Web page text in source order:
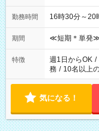
勤務時間 16時30分～20
期間 ≪短期＊単発
特徴 週1日からOK /
務 / 10名以上
気になる！